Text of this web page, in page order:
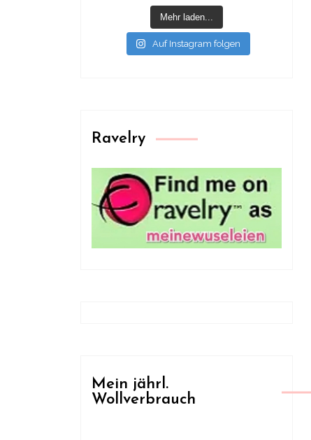
Mehr laden...
Auf Instagram folgen
Ravelry
Mein jährl.
Wollverbrauch